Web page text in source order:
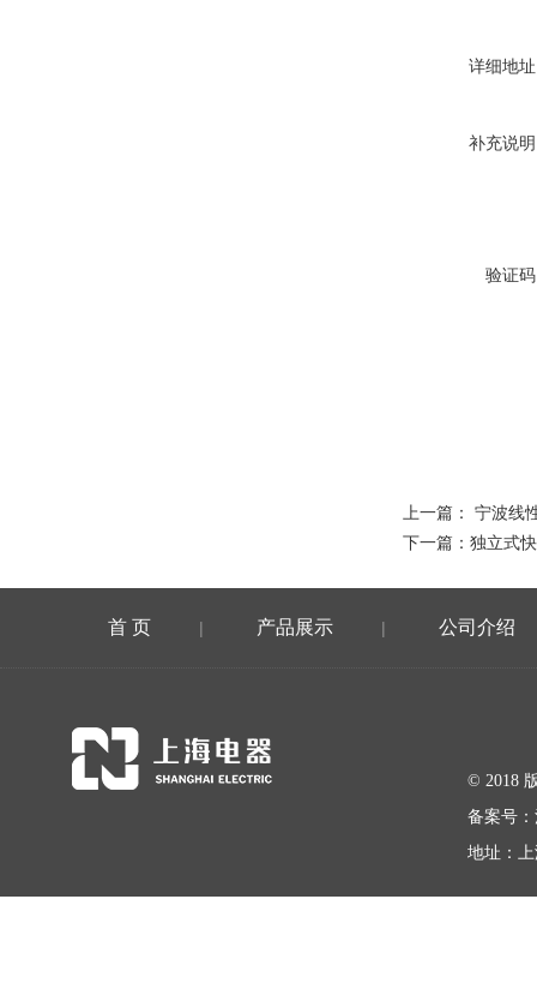
详细地
补充说
验证
上一篇： 宁波线
下一篇： 独立式
首 页 | 产品展示 | 公司介绍
© 2018
备案号：
地址：